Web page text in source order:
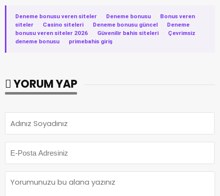
Deneme bonusu veren siteler · Deneme bonusu ·
Bonus veren
siteler
· Casino siteleri · Deneme bonusu güncel ·
Deneme
bonusu veren siteler 2026
· Güvenilir bahis siteleri ·
Çevrimsiz
deneme bonusu
· primebahis giriş
YORUM YAP